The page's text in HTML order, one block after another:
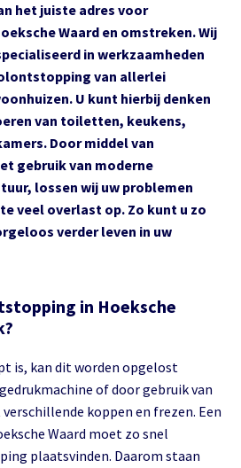
het juiste adres voor
Waard en omstreken. Wij
in werkzaamheden
van allerlei
U kunt hierbij denken
van toiletten, keukens,
Door middel van
gebruik van moderne
lossen wij uw problemen
veel overlast op. Zo kunt u zo
verder leven in uw
in Hoeksche
is, kan dit worden opgelost
of door gebruik van
koppen en frezen. Een
Waard moet zo snel
plaatsvinden. Daarom staan